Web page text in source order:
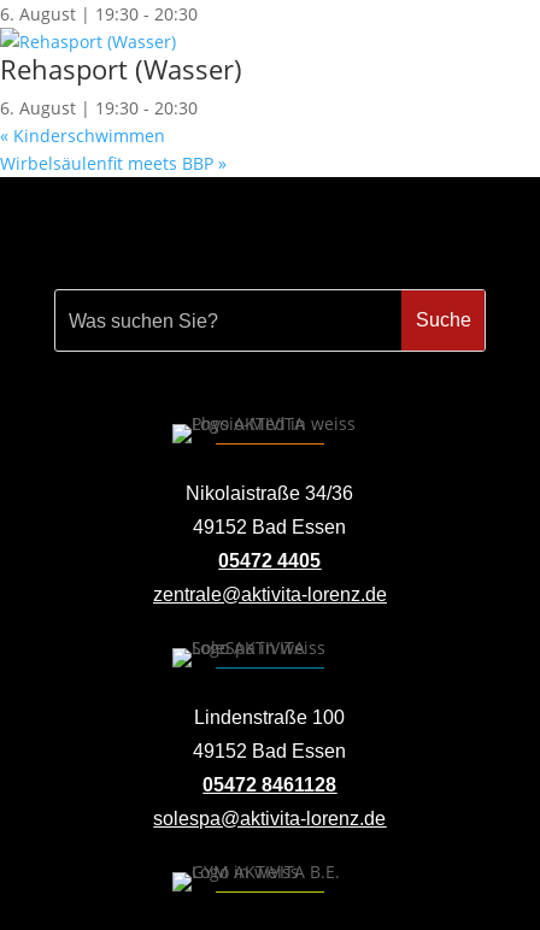
6. August | 19:30 - 20:30
Rehasport (Wasser)
6. August | 19:30 - 20:30
« Kinderschwimmen
Wirbelsäulenfit meets BBP »
Nikolaistraße 34/36
49152 Bad Essen
05472 4405
zentrale@aktivita-lorenz.de
Lindenstraße 100
49152 Bad Essen
05472 8461128
solespa@aktivita-lorenz.de